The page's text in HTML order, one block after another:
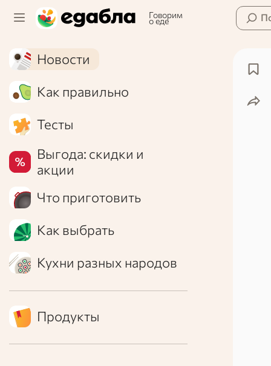
Говорим
о еде
Новости
Как правильно
Тесты
Выгода: скидки и
акции
Что приготовить
Как выбрать
Кухни разных народов
Продукты